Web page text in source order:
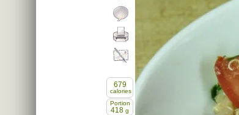
Commenter, noter la recette
Imprimer la recette
Partager cette recette
679
calories
Portion
418 g